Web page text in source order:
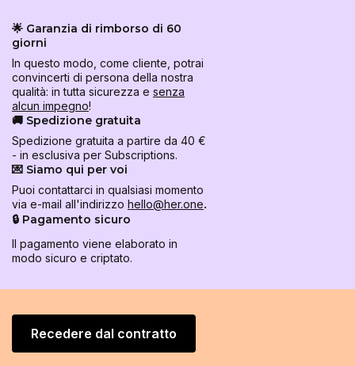
🌟 Garanzia di rimborso di 60
giorni
In questo modo, come cliente, potrai
convincerti di persona della nostra
qualità: in tutta sicurezza e senza
alcun impegno!
🚚 Spedizione gratuita
Spedizione gratuita a partire da 40 €
- in esclusiva per Subscriptions.
💌 Siamo qui per voi
Puoi contattarci in qualsiasi momento
via e-mail all'indirizzo hello@her.one.
🔒 Pagamento sicuro
Il pagamento viene elaborato in
modo sicuro e criptato.
Recedere dal contratto